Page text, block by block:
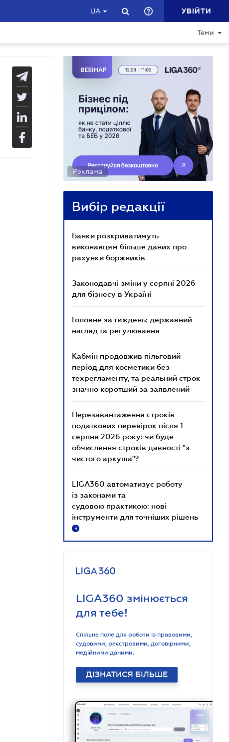
UA УВІЙТИ
Теми
Реклама
Вибір редакції
Банки розкриватимуть
виконавцям більше даних про
рахунки боржників
Законодавчі зміни у серпні 2026
для бізнесу в Україні
Головне за тиждень: державний
нагляд та регулювання
Кабмін продовжив пільговий
період для косметики без
техрегламенту, та реальний строк
значно коротший за заявлений
Перезавантаження строків
податкових перевірок після 1
серпня 2026 року: чи буде
обчислення строків давності "з
чистого аркуша"?
LIGA360 автоматизує роботу
із законами та
судовою практикою: нові
інструменти для точніших рішень
R
LIGA360 змінюється
для тебе!
Спільне поле для роботи із правовими,
судовими, реєстровими, договірними,
медійними даними.
ДІЗНАТИСЯ БІЛЬШЕ